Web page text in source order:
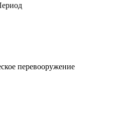
перевооружение